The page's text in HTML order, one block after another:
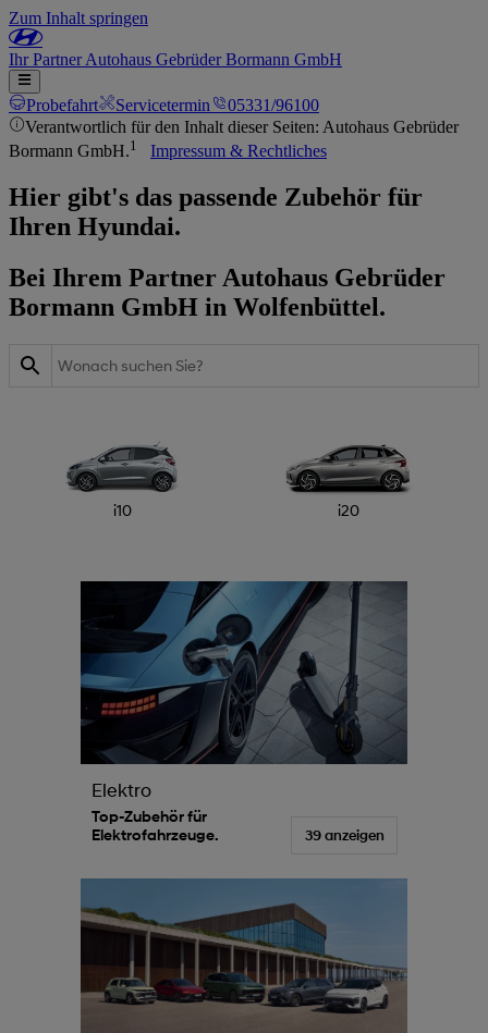
Zum Inhalt springen
IhrPartnerAutohaus Gebrüder Bormann GmbH
Probefahrt Servicetermin
05331/96100
Verantwortlich für den Inhalt dieser Seiten: Autohaus Gebrüder
Bormann GmbH.1 Impressum & Rechtliches
Hier gibt's das passende Zubehör für
Ihren Hyundai.
Bei Ihrem Partner Autohaus Gebrüder
Bormann GmbH in Wolfenbüttel.
i10 i20
Elektro
Top-Zubehör für
Elektrofahrzeuge.
39 anzeigen